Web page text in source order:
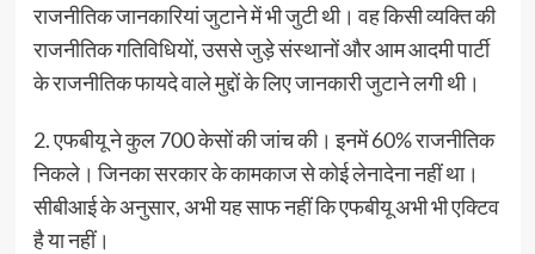
राजनीतिक जानकारियां जुटाने में भी जुटी थी। वह किसी व्यक्ति की
राजनीतिक गतिविधियों, उससे जुड़े संस्थानों और आम आदमी पार्टी
के राजनीतिक फायदे वाले मुद्दों के लिए जानकारी जुटाने लगी थी।
2. एफबीयू ने कुल 700 केसों की जांच की। इनमें 60% राजनीतिक
निकले। जिनका सरकार के कामकाज से कोई लेनादेना नहीं था।
सीबीआई के अनुसार, अभी यह साफ नहीं कि एफबीयू अभी भी एक्टिव
है या नहीं।